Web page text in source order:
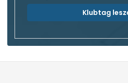
Klubtag